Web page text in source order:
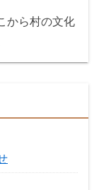
から村の文化